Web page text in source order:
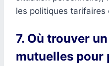
les politiques tarifaires
7. Où trouver
mutuelles pour